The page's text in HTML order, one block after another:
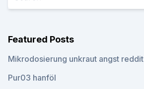
Featured Posts
Mikrodosierung unkraut angst reddit
Pur03 hanföl